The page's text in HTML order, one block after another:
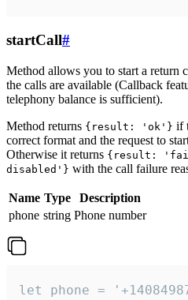
startCall#
Method allows you to start a return
the calls are available (Callback
telephony balance is sufficient).
Method returns {result: 'ok'} if
correct format and the request to
Otherwise it returns {result:
disabled'} with the call failure
Name Type
Description
phone string Phone number
let phone =